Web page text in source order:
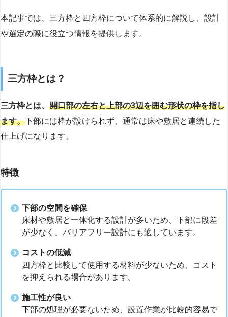
本記事では、三方枠と四方枠について体系的に解説し、設計
や選定の際に役立つ情報を提供します。
三方枠とは？
三方枠とは、 開口部の左右と上部の3辺を囲む形状の枠を指し
ます。下部には枠が設けられず、通常は床や敷居と連続した
仕上げになります。
特徴
下部の空間を確保
床材や敷居と一体化する設計が多いため、下部に段差
が少なく、バリアフリー設計にも適しています。
コストの低減
四方枠と比較して使用する材料が少ないため、コスト
を抑えられる場合があります。
施工性が良い
下部の処理が必要ないため、設置作業が比較的容易で